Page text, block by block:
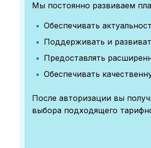
Мы постоянно развиваем
Обеспечивать
Поддерживать и
Предоставлять
Обеспечивать
После авторизации вы
выбора подходящего